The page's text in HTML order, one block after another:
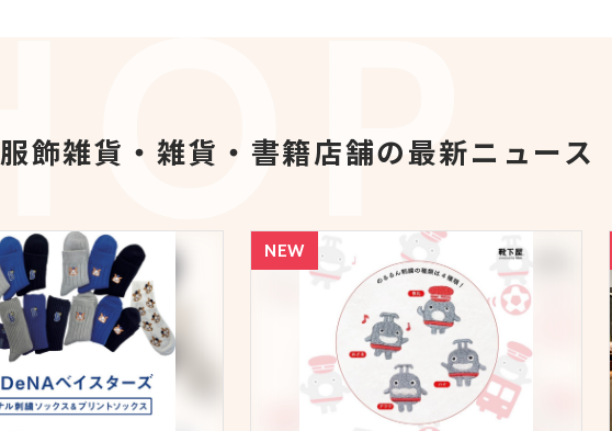
服飾雑貨・雑貨・書籍店舗の最新ニュース
NEW
NEW